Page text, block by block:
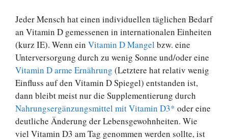
Jeder Mensch hat einen individuellen täglichen Bedarf
an Vitamin D gemessenen in internationalen Einheiten
(kurz IE). Wenn ein Vitamin D Mangel bzw. eine
Unterversorgung durch zu wenig Sonne und/oder eine
Vitamin D arme Ernährung (Letztere hat relativ wenig
Einfluss auf den Vitamin D Spiegel) entstanden ist,
dann bleibt meist nur die Supplementierung durch
Nahrungsergänzungsmittel mit Vitamin D3* oder eine
deutliche Änderung der Lebensgewohnheiten. Wie
viel Vitamin D3 am Tag genommen werden sollte, ist